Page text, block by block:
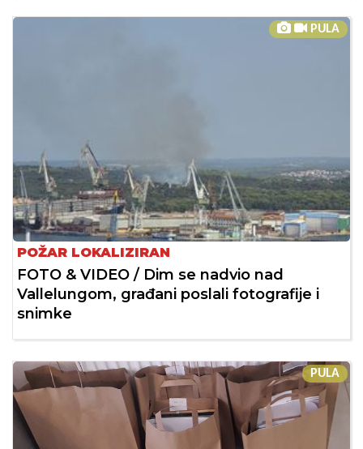
PULA
POŽAR LOKALIZIRAN
FOTO & VIDEO / Dim se nadvio nad
Vallelungom, građani poslali fotografije i
snimke
PULA